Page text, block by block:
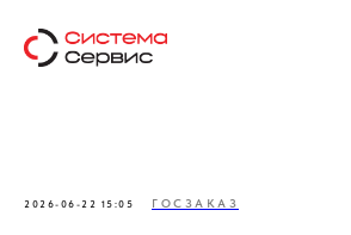
2026-06-22 15:05 ГОСЗАКАЗ